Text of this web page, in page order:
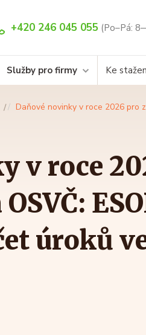
+420 246 045 055 (Po–Pá:
Služby pro firmy Ke
Daňové novinky v roce 2026 pro
v roce
úroků